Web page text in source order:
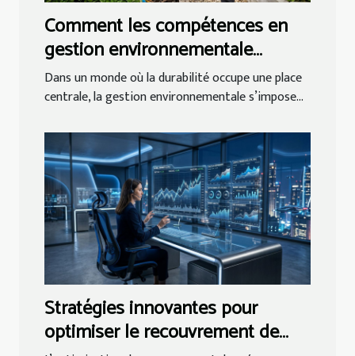
Comment les compétences en
gestion environnementale
influencent-elles les carrières
futures ?
Dans un monde où la durabilité occupe une place
centrale, la gestion environnementale s’impose...
Stratégies innovantes pour
optimiser le recouvrement de